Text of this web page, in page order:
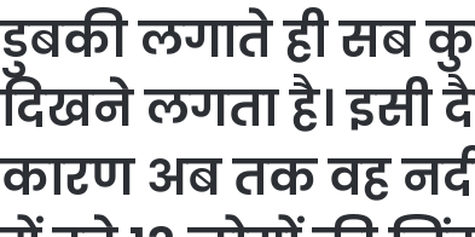
डुबकी लगाते ही सब
दिखने लगता है। इसी
कारण अब तक वह